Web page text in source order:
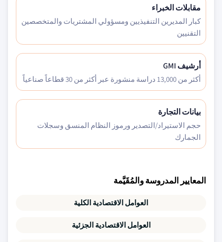
مقابلات الخبراء
كبار المديرين التنفيذيين ومسؤولي المشتريات والمتخصصين
التقنيين
أرشيف GMI
أكثر من 13,000 دراسة منشورة عبر أكثر من 30 قطاعاً صناعياً
بيانات التجارة
حجم الاستيراد/التصدير ورموز النظام المنسق وسجلات
الجمارك
المعايير المدروسة والمُقَيَّمة
العوامل الاقتصادية الكلية
العوامل الاقتصادية الجزئية